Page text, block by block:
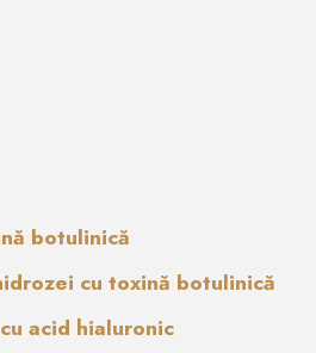
botulinică
cu toxină botulinică
acid hialuronic